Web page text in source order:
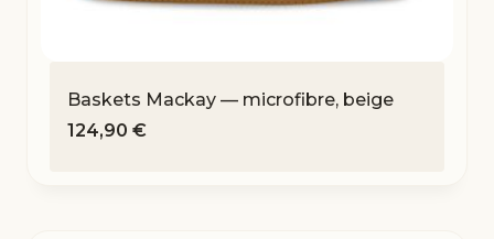
Baskets Mackay — microfibre, beige
124,90 €